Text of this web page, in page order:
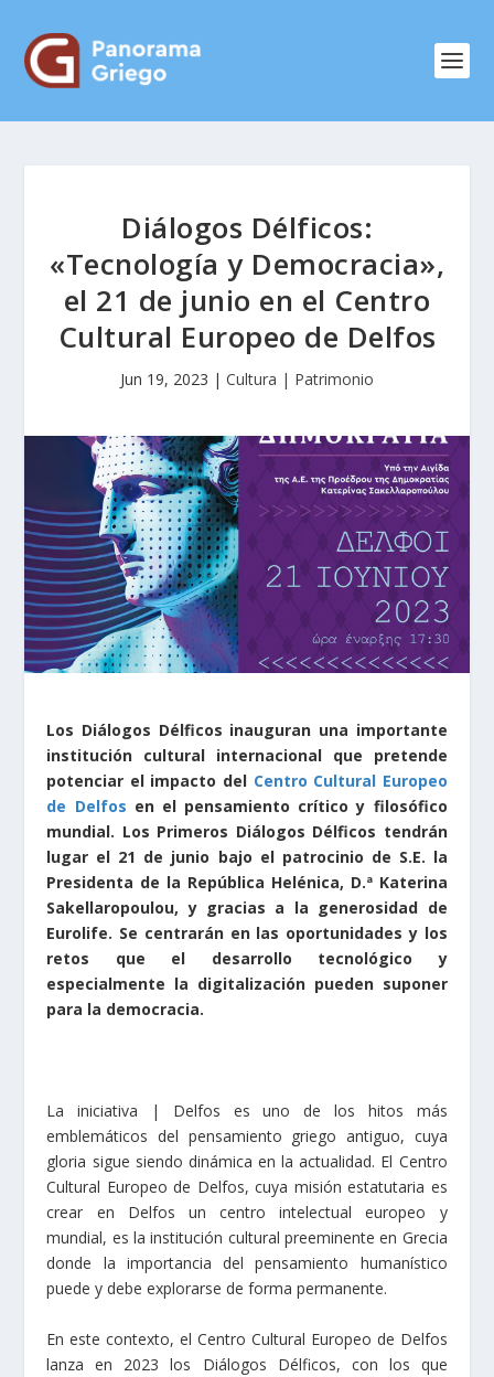
Diálogos Délficos:
«Tecnología y Democracia»,
el 21 de junio en el Centro
Cultural Europeo de Delfos
Jun 19, 2023 | Cultura | Patrimonio
Los Diálogos Délficos inauguran una importante
institución cultural internacional que pretende
potenciar el impacto del Centro Cultural Europeo
de Delfos en el pensamiento crítico y filosófico
mundial. Los Primeros Diálogos Délficos tendrán
lugar el 21 de junio bajo el patrocinio de S.E. la
Presidenta de la República Helénica, D.ª Katerina
Sakellaropoulou, y gracias a la generosidad de
Eurolife. Se centrarán en las oportunidades y los
retos que el desarrollo tecnológico y
especialmente la digitalización pueden suponer
para la democracia.
La iniciativa | Delfos es uno de los hitos más
emblemáticos del pensamiento griego antiguo, cuya
gloria sigue siendo dinámica en la actualidad. El Centro
Cultural Europeo de Delfos, cuya misión estatutaria es
crear en Delfos un centro intelectual europeo y
mundial, es la institución cultural preeminente en Grecia
donde la importancia del pensamiento humanístico
puede y debe explorarse de forma permanente.
En este contexto, el Centro Cultural Europeo de Delfos
lanza en 2023 los Diálogos Délficos, con los que